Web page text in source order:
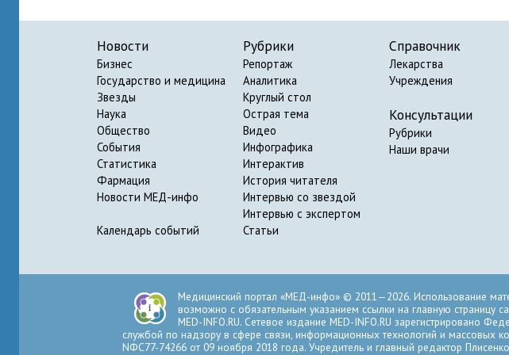
Новости
Бизнес
Государство и медицина
Звезды
Наука
Общество
События
Статистика
Фармация
Новости МЕД-инфо
Календарь событий
Рубрики
Репортаж
Аналитика
Круглый стол
Острая тема
Видео
Инфографика
Интерактив
История читателя
Интервью со звездой
Интервью с экспертом
Статьи
Справочник
Лекарства
Учреждения
Консультации
Рубрики
Наши врачи
Медицинский портал «МЕД-инфо» © 2011—2026. Использование
возможно с обязательным указанием ссылки на главную страницу
MED-INFO.RU. Сетевое издание MED-INFO.RU зарегистрировано
службой по надзору в сфере связи, информационных технологий и массовых
NФС77-74266 от 09 ноября 2018 года. Учредитель и главный редактор